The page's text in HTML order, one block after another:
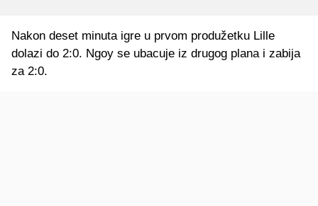
Nakon deset minuta igre u prvom produžetku Lille
dolazi do 2:0. Ngoy se ubacuje iz drugog plana i zabija
za 2:0.